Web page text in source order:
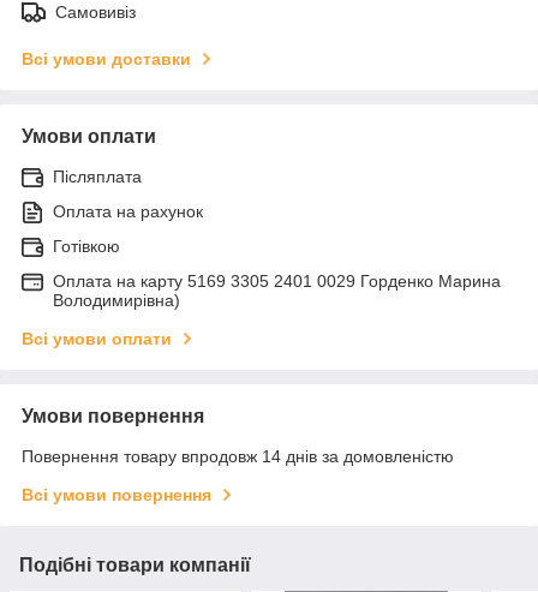
Самовивіз
Всі умови доставки
Умови оплати
Післяплата
Оплата на рахунок
Готівкою
Оплата на карту 5169 3305 2401 0029 Горденко Марина
Володимирівна)
Всі умови оплати
Умови повернення
Повернення товару впродовж 14 днів за домовленістю
Всі умови повернення
Подібні товари компанії